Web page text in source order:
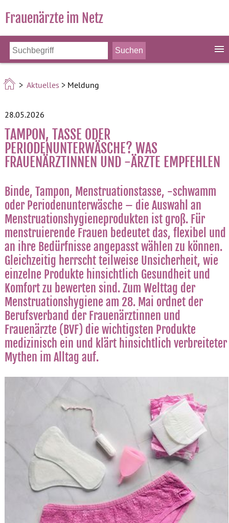
Frauenärzte im Netz
>Aktuelles > Meldung
28.05.2026
TAMPON, TASSE ODER
PERIODENUNTERWÄSCHE? WAS
FRAUENÄRZTINNEN UND -ÄRZTE EMPFEHLEN
Binde, Tampon, Menstruationstasse, -schwamm
oder Periodenunterwäsche – die Auswahl an
Menstruationshygieneprodukten ist groß. Für
menstruierende Frauen bedeutet das, flexibel und
an ihre Bedürfnisse angepasst wählen zu können.
Gleichzeitig herrscht teilweise Unsicherheit, wie
einzelne Produkte hinsichtlich Gesundheit und
Komfort zu bewerten sind. Zum Welttag der
Menstruationshygiene am 28. Mai ordnet der
Berufsverband der Frauenärztinnen und
Frauenärzte (BVF) die wichtigsten Produkte
medizinisch ein und klärt hinsichtlich verbreiteter
Mythen im Alltag auf.